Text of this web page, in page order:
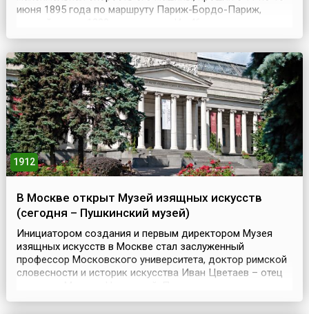
июня 1895 года по маршруту Париж-Бордо-Париж,
взявших старт в этих состязаниях, 29 использовали
паровым и только 2 – с электрическими. Победителем
состязаний с...
1912
В Москве открыт Музей изящных искусств
(сегодня – Пушкинский музей)
Инициатором создания и первым директором Музея
изящных искусств в Москве стал заслуженный
профессор Московского университета, доктор римской
словесности и историк искусства Иван Цветаев – отец
оригинальных экспонатов, в музее должны были также